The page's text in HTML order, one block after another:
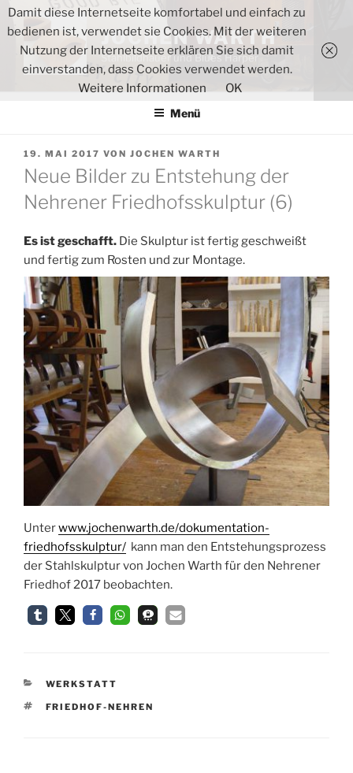
Zum
Inhalt
springen
JOCHEN WARTH
Stahlbildhauer und Blues Harper
Menü
VERÖFFENTLICHT
AM
19. MAI 2017 VON JOCHEN WARTH
Neue Bilder zu Entstehung der
Nehrener Friedhofsskulptur (6)
Es ist geschafft. Die Skulptur ist fertig geschweißt
und fertig zum Rosten und zur Montage.
Unterwww.jochenwarth.de/dokumentation-
friedhofsskulptur/ kann man den Entstehungsprozess
der Stahlskulptur von Jochen Warth für den Nehrener
Friedhof 2017 beobachten.
KATEGORIEN
WERKSTATT
SCHLAGWÖRTER
FRIEDHOF-NEHREN
Damit diese Internetseite komfortabel und einfach zu
bedienen ist, verwendet sie Cookies. Mit der weiteren
Nutzung der Internetseite erklären Sie sich damit
einverstanden, dass Cookies verwendet werden.
Weitere Informationen
OK